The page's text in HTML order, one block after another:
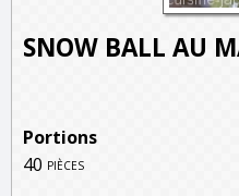
SNOW BALL AU
Portions
40 pièces